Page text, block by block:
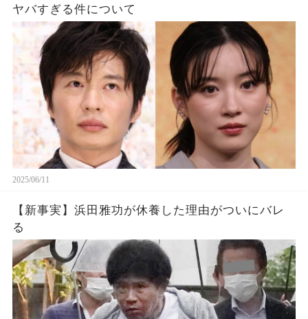
ヤバすぎる件について
2025/06/11
【新事実】浜田雅功が休養した理由がついにバレ
る